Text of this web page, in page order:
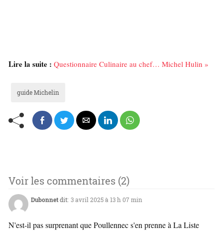
Lire la suite : Questionnaire Culinaire au chef… Michel Hulin »
guide Michelin
Voir les commentaires (2)
Dubonnetdit: 3 avril 2025 à 13 h 07 min
N'est-il pas surprenant que Poullennec s'en prenne à La Liste